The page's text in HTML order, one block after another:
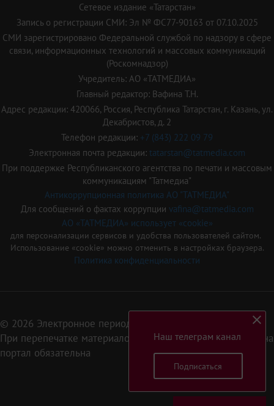
Сетевое издание «Татарстан»
Запись о регистрации СМИ: Эл № ФС77-90163 от 07.10.2025
СМИ зарегистрировано Федеральной службой по надзору в сфере
связи, информационных технологий и массовых коммуникаций
(Роскомнадзор)
Учредитель: АО «ТАТМЕДИА»
Главный редактор: Вафина Т.Н.
Адрес редакции: 420066, Россия, Республика Татарстан, г. Казань, ул.
Декабристов, д. 2
Телефон редакции: +7 (843) 222 09 79
Электронная почта редакции: tatarstan@tatmedia.com
При поддержке Республиканского агентства по печати и массовым
коммуникациям "Татмедиа"
Антикоррупционная политика АО "ТАТМЕДИА"
Для сообщений о фактах коррупции vafina@tatmedia.com
АО «ТАТМЕДИА» использует «cookie»
для персонализации сервисов и удобства пользователей сайтом.
Использование «cookie» можно отменить в настройках браузера.
Политика конфиденциальности
© 2026 Электронное периодическое издание «Татарстан»
При перепечатке материалов или их фрагментов ссылка на
портал обязательна
Наш телеграм канал
Подписаться